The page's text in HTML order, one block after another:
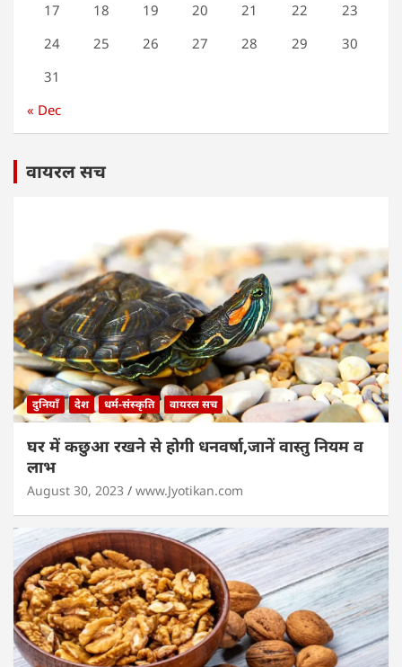
17
18 19 20 21 22
23
24
25 26 27 28 29
30
31
« Dec
वायरल सच
दुनियाँ देश धर्म-संस्कृति वायरल सच
घर में कछुआ रखने से होगी धनवर्षा,जानें वास्तु नियम व
लाभ
August 30, 2023 www.Jyotikan.com